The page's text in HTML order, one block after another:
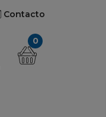
Contacto
0